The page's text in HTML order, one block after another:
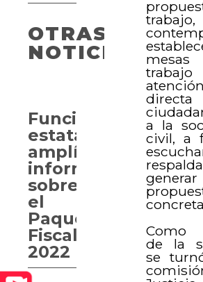
trabajo,
atención
a la
civil, a
generar
Como
de la
se
OTRAS
NOTICIAS
Funcionarios
estatales
amplían
información
sobre
el
Paquete
Fiscal
2022